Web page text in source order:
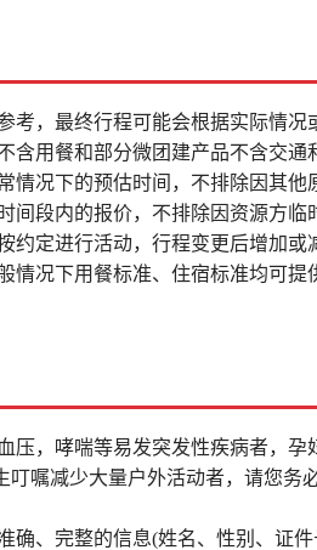
考，最终行程可能会根据实际情
含用餐和部分微团建产品不含交
情况下的预估时间，不排除因其
间段内的报价，不排除因资源方
约定进行活动，行程变更后增加
情况下用餐标准、住宿标准均可
压，哮喘等易发突发性疾病者，
叮嘱减少大量户外活动者，请您
确、完整的信息(姓名、性别、证